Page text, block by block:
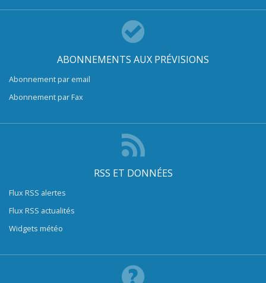
ABONNEMENTS AUX PRÉVISIONS
Abonnement par email
Abonnement par Fax
RSS ET DONNÉES
Flux RSS alertes
Flux RSS actualités
Widgets météo